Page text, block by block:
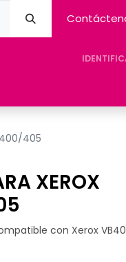
405
XEROX
con Xerox